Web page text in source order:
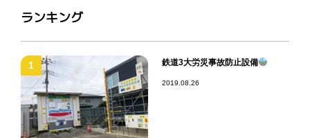
ランキング
1 鉄道3大労災事故防止設備
2019.08.26